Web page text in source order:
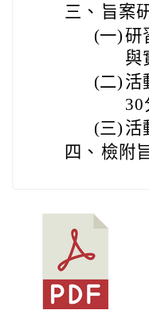
三、 旨案
(一)研
與
(二) 活
30
(三) 活
四、 檢附